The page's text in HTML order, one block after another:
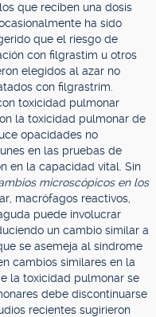
que reciben una dosis
ha sido
que el riesgo de
con filgrastim u otros
elegidos al azar no
con filgrastrim.
toxicidad pulmonar
la toxicidad pulmonar de
opacidades no
en las pruebas de
en la capacidad vital. Sin
microscópicos en los
macrófagos reactivos,
puede involucrar
un cambio similar a
se asemeja al síndrome
cambios similares en la
la toxicidad pulmonar se
debe discontinuarse
recientes sugirieron